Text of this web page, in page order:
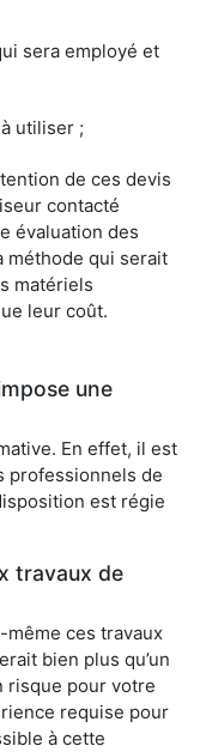
sera employé et
utiliser ;
de ces devis
contacté
évaluation des
méthode qui serait
matériels
leur coût.
une
En effet, il est
professionnels de
est régie
travaux de
même ces travaux
bien plus qu’un
risque pour votre
requise pour
à cette